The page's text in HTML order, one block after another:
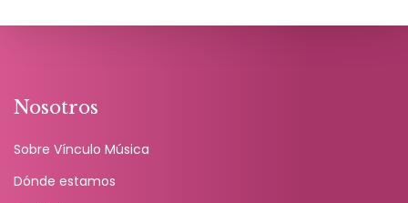
Nosotros
Sobre Vínculo Música
Dónde estamos